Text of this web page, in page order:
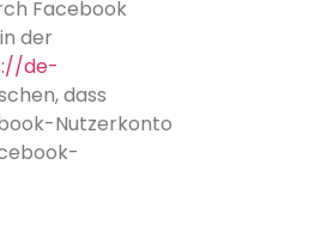
Facebook
der
de-
dass
Nutzerkonto